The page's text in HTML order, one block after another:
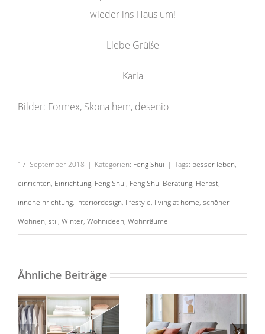
wieder ins Haus um!
Liebe Grüße
Karla
Bilder: Formex, Sköna hem, desenio
17. September 2018 | Kategorien: Feng Shui | Tags: besser leben,
einrichten, Einrichtung, Feng Shui, Feng Shui Beratung, Herbst,
inneneinrichtung, interiordesign, lifestyle, living at home, schöner
Wohnen, stil, Winter, Wohnideen, Wohnräume
Ähnliche Beiträge
dem Ausmisten
Elemente